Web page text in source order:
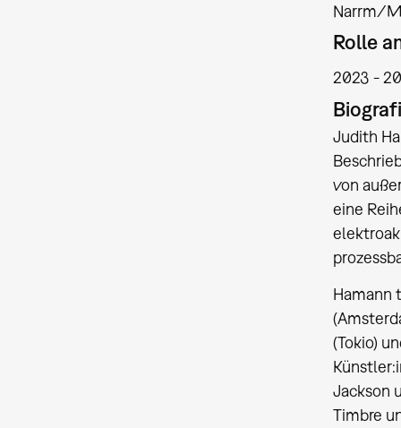
Narrm/
Rolle
2023
Judith
von
eine
Hamann
(Tokio)
Jackson
Timbre